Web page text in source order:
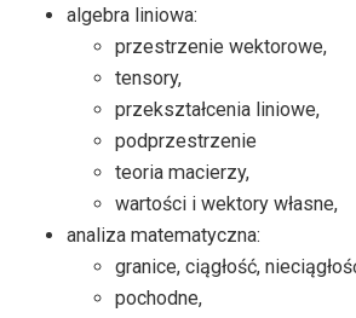
algebra liniowa:
przestrzenie wektorowe,
tensory,
przekształcenia liniowe,
podprzestrzenie
teoria macierzy,
wartości i wektory własne,
analiza matematyczna:
granice, ciągłość,
pochodne,